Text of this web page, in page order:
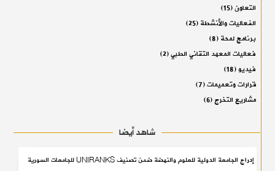
التعاون(15)
الفعاليات والأنشطة(25)
برنامج لمحة(8)
فعاليات المعهد التقاني الطبي(2)
فيديو(18)
قرارات وتعميمات(7)
مشاريع التخرج(6)
شاهد أيضا
إدراج الجامعة الدولية للعلوم والنهضة ضمن تصنيف UNIRANKS للجامعات السورية